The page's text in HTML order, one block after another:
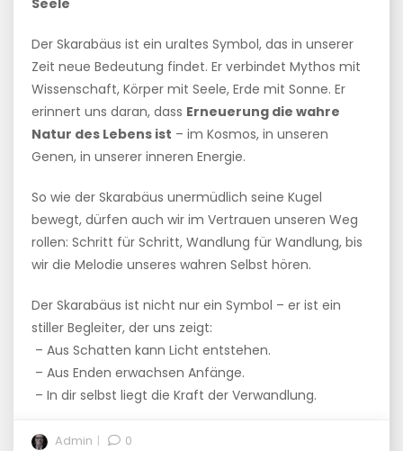
Seele
Der Skarabäus ist ein uraltes Symbol, das in unserer
Zeit neue Bedeutung findet. Er verbindet Mythos mit
Wissenschaft, Körper mit Seele, Erde mit Sonne. Er
erinnert uns daran, dass Erneuerung die wahre
Natur des Lebens ist – im Kosmos, in unseren
Genen, in unserer inneren Energie.
So wie der Skarabäus unermüdlich seine Kugel
bewegt, dürfen auch wir im Vertrauen unseren Weg
rollen: Schritt für Schritt, Wandlung für Wandlung, bis
wir die Melodie unseres wahren Selbst hören.
Der Skarabäus ist nicht nur ein Symbol – er ist ein
stiller Begleiter, der uns zeigt:
– Aus Schatten kann Licht entstehen.
– Aus Enden erwachsen Anfänge.
– In dir selbst liegt die Kraft der Verwandlung.
Admin 0